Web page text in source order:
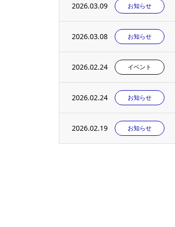
2026.03.09 お知らせ
2026.03.08 お知らせ
2026.02.24 イベント
2026.02.24 お知らせ
2026.02.19 お知らせ